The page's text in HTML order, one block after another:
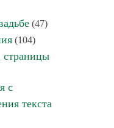
(47)
(104)
страницы
с
текста